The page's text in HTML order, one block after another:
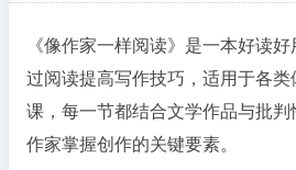
家
一
阅
《像作家一样阅读》是一本好读
过阅读提高写作技巧，适用于各
课，每一节都结合文学作品与批
作家掌握创作的关键要素。